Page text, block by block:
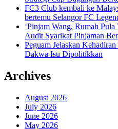
FC3 Club kembali ke
bertemu Selangor FC
‘Pinjam Wang, Rumah
Audit Syarikat Pinjaman
Peguam Jelaskan
Dakwa Isu Dipolitikkan
Archives
August 2026
July 2026
June 2026
May 2026